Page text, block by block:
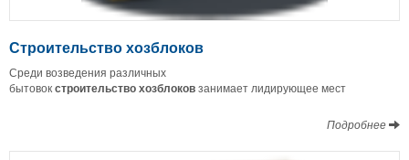
Строительство хозблоков
Среди возведения различных
бытовокстроительствохозблоковзанимает лидирующее мест
Подробнее